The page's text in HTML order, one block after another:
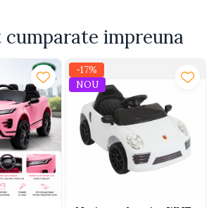
cumparate impreuna
-17%
NOU